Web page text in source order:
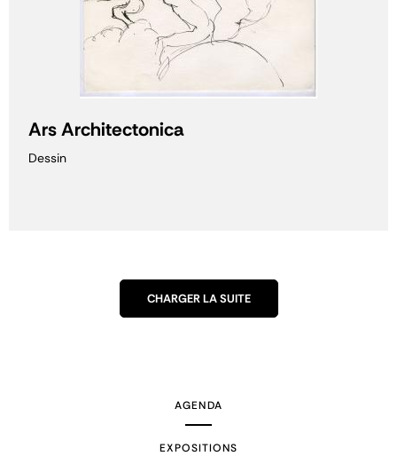
Ars Architectonica
Dessin
CHARGER LA SUITE
AGENDA
EXPOSITIONS